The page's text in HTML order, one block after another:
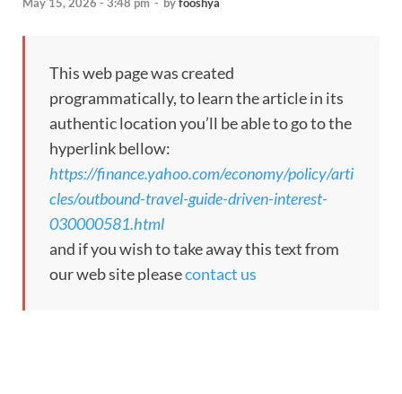
May 15, 2026 - 3:48 pm - byfooshya
This web page was created
programmatically, to learn the article in its
authentic location you’ll be able to go to the
hyperlink bellow:
https://finance.yahoo.com/economy/policy/arti
cles/outbound-travel-guide-driven-interest-
030000581.html
and if you wish to take away this text from
our web site pleasecontact us